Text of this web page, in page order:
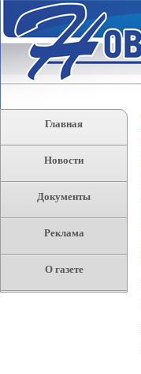
Главная
Новости
Документы
Реклама
О газете